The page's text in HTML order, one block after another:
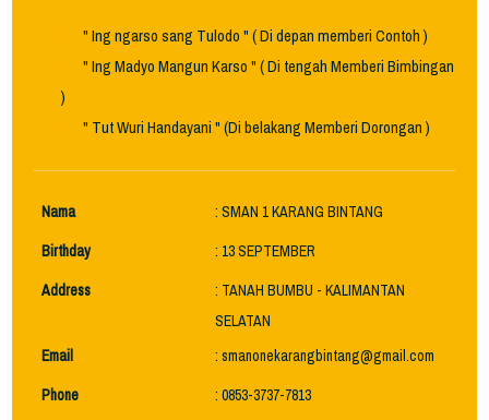
" Ing ngarso sang Tulodo " ( Di depan memberi Contoh )
" Ing Madyo Mangun Karso " ( Di tengah Memberi Bimbingan
)
" Tut Wuri Handayani " (Di belakang Memberi Dorongan )
Nama
: SMAN 1 KARANG BINTANG
Birthday
: 13 SEPTEMBER
Address
: TANAH BUMBU - KALIMANTAN
SELATAN
Email
: smanonekarangbintang@gmail.com
Phone
: 0853-3737-7813